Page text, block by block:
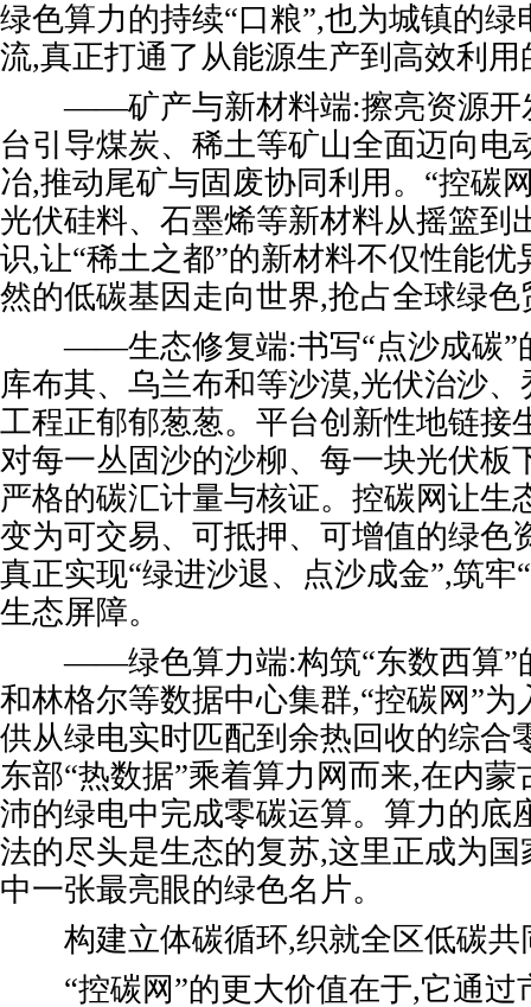
绿色算力的持续“口粮”,也为城镇的
流,真正打通了从能源生产到高效利用
——矿产与新材料端:擦亮资源开
台引导煤炭、稀土等矿山全面迈向电
冶,推动尾矿与固废协同利用。“控碳
光伏硅料、石墨烯等新材料从摇篮到
识,让“稀土之都”的新材料不仅性能
然的低碳基因走向世界,抢占全球绿
——生态修复端:书写“点沙成碳”
库布其、乌兰布和等沙漠,光伏治沙
工程正郁郁葱葱。平台创新性地链接
对每一丛固沙的沙柳、每一块光伏板
严格的碳汇计量与核证。控碳网让生
变为可交易、可抵押、可增值的绿色
真正实现“绿进沙退、点沙成金”,筑牢
生态屏障。
——绿色算力端:构筑“东数西算”
和林格尔等数据中心集群,“控碳网”
供从绿电实时匹配到余热回收的综合
东部“热数据”乘着算力网而来,在内
沛的绿电中完成零碳运算。算力的底
法的尽头是生态的复苏,这里正成为国
中一张最亮眼的绿色名片。
构建立体碳循环,织就全区低碳共
“控碳网”的更大价值在于,它通过